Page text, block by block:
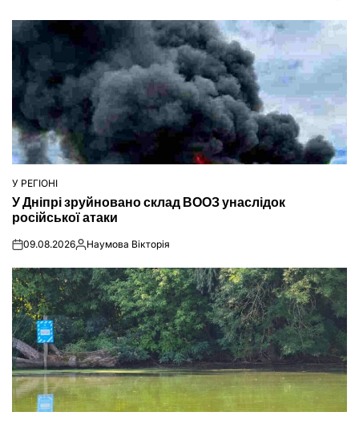
ОПУБЛІКУВАТИ
У
У РЕГІОНІ
У Дніпрі зруйновано склад ВООЗ унаслідок
російської атаки
on09.08.2026Опубліковано
Наумова Вікторія